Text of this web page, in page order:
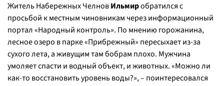
Житель Набережных ЧелновИльмиробратился с
просьбой к местным чиновникам через информационный
портал «Народный контроль». По мнению горожанина,
лесное озеро в парке «Прибрежный» пересыхает из-за
сухого лета, а живущим там бобрам плохо. Мужчина
умоляет спасти и водный объект, и животных. «Можно ли
как-то восстановить уровень воды?», – поинтересовался